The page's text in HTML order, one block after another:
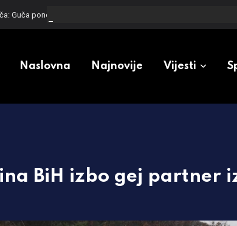
Guča ponovo zasvirala punom snagom
Naslovna Najnovije Vijesti
BiH izbo gej partner